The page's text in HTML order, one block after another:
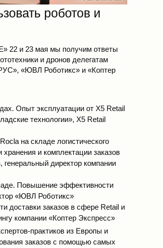
роботов и
22 и 23 мая мы получим ответы
и дронов делегатам
«ЮВЛ Роботикс» и «Коптер
Опыт эксплуатации от X5 Retail
технологии», X5 Retail
на складе логистического
и комплектации заказов
генеральный директор компании
Повышение эффективности
«ЮВЛ Роботикс»
доставки заказов в сфере Retail и
компании «Коптер Экспресс»
практиков из Европы и
заказов с помощью самых